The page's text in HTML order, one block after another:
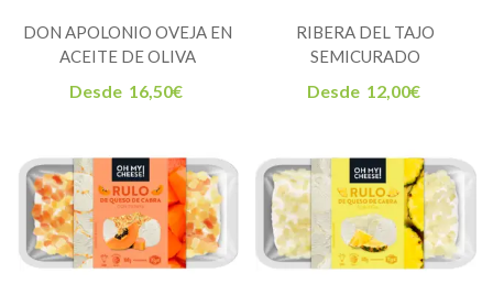
DON APOLONIO OVEJA EN
ACEITE DE OLIVA
Desde 16,50€
RIBERA DEL TAJO
SEMICURADO
Desde 12,00€